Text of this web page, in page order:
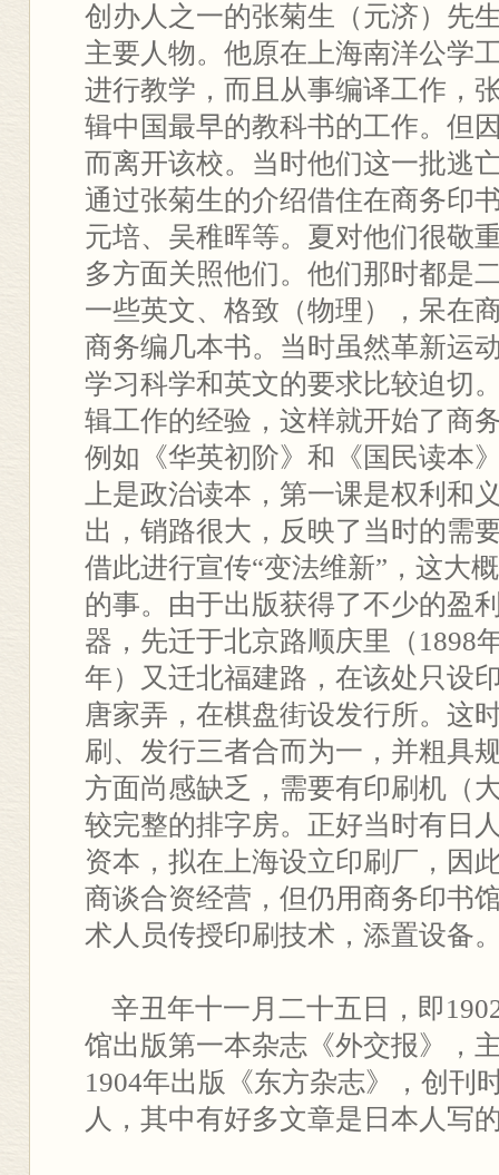
创办人之一的张菊生（元济）先
主要人物。他原在上海南洋公学
进行教学，而且从事编译工作，
辑中国最早的教科书的工作。但
而离开该校。当时他们这一批逃
通过张菊生的介绍借住在商务印
元培、吴稚晖等。夏对他们很敬
多方面关照他们。他们那时都是
一些英文、格致（物理），呆在
商务编几本书。当时虽然革新运
学习科学和英文的要求比较迫切
辑工作的经验，这样就开始了商
例如《华英初阶》和《国民读本
上是政治读本，第一课是权利和
出，销路很大，反映了当时的需
借此进行宣传“变法维新”，这大
的事。由于出版获得了不少的盈
器，先迁于北京路顺庆里（1898
年）又迁北福建路，在该处只设
唐家弄，在棋盘街设发行所。这
刷、发行三者合而为一，并粗具
方面尚感缺乏，需要有印刷机（
较完整的排字房。正好当时有日
资本，拟在上海设立印刷厂，因
商谈合资经营，但仍用商务印书
术人员传授印刷技术，添置设备
辛丑年十一月二十五日，即
馆出版第一本杂志《外交报》，
1904年出版《东方杂志》，创刊
人，其中有好多文章是日本人写